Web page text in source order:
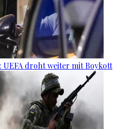
UEFA droht weiter mit Boykott